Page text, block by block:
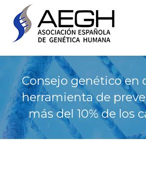
Consejo genético en
herramienta de
más del 10% de los